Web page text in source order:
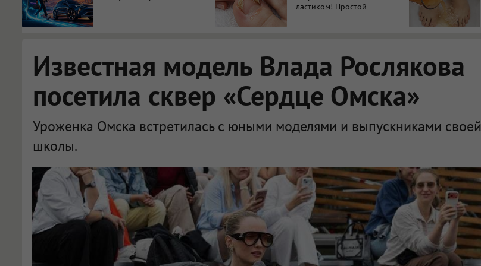
ластиком! Простой
Известная модель Влада Рослякова
посетила сквер «Сердце Омска»
Уроженка Омска встретилась с юными моделями и выпускниками своей
школы.